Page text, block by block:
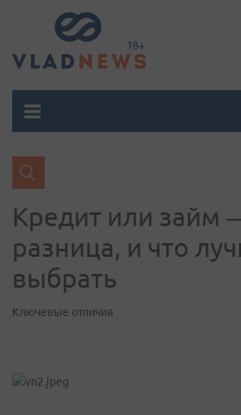
Кредит или займ
разница, и что
выбрать
Ключевые отличия